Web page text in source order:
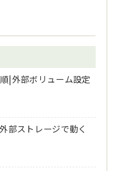
|外部ボリューム設定
ストレージで動く